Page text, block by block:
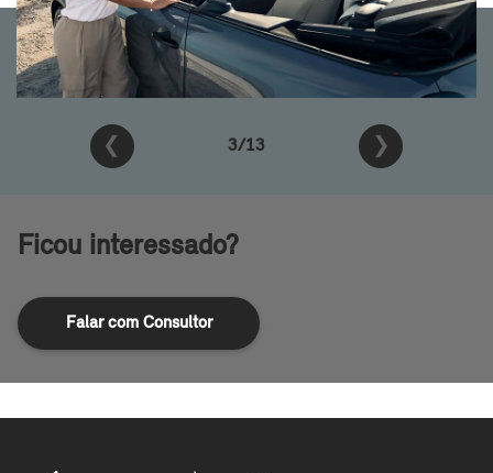
❮ 3/13 ❯
Ficou interessado?
Falar com Consultor